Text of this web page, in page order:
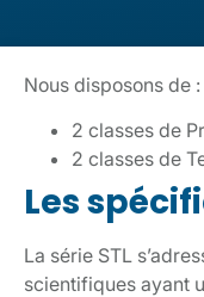
Nous disposons de :
2 classes de
2 classes de
Les
La série STL
scientifiques ayant